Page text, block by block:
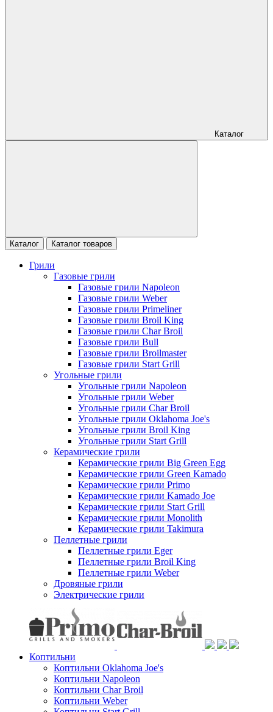
Каталог
Каталог Каталог товаров
Грили
Газовые грили
Газовые грили Napoleon
Газовые грили Weber
Газовые грили Primeliner
Газовые грили Broil King
Газовые грили Char Broil
Газовые грили Bull
Газовые грили Broilmaster
Газовые грили Start Grill
Угольные грили
Угольные грили Napoleon
Угольные грили Weber
Угольные грили Char Broil
Угольные грили Oklahoma Joe's
Угольные грили Broil King
Угольные грили Start Grill
Керамические грили
Керамические грили Big Green Egg
Керамические грили Green Kamado
Керамические грили Primo
Керамические грили Kamado Joe
Керамические грили Start Grill
Керамические грили Monolith
Керамические грили Takimura
Пеллетные грили
Пеллетные грили Eger
Пеллетные грили Broil King
Пеллетные грили Weber
Дровяные грили
Электрические грили
Коптильни
Коптильни Oklahoma Joe's
Коптильни Napoleon
Коптильни Char Broil
Коптильни Weber